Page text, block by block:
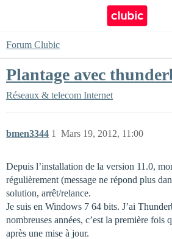
Forum Clubic
Plantage avec
Réseaux & telecom Internet
bmen3344 Mars 19, 2012, 11:00
1
Depuis l’installation de la version 11.0,
régulièrement (message ne répond plus
solution, arrêt/relance.
Je suis en Windows 7 64 bits. J’ai
nombreuses années, c’est la première fois
après une mise à jour.